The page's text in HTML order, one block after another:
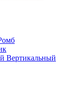
Вертикальный